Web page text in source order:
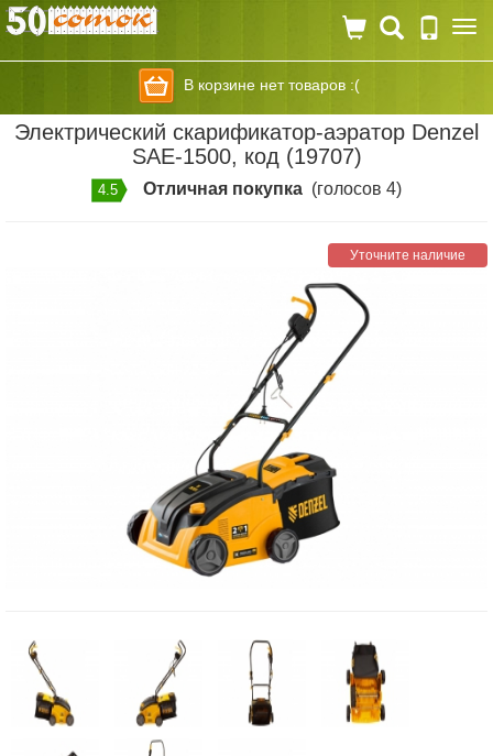
В корзине нет товаров :(
Электрический скарификатор-аэратор Denzel
SAE-1500, код (19707)
4.5 Отличная покупка (голосов 4)
Уточните наличие